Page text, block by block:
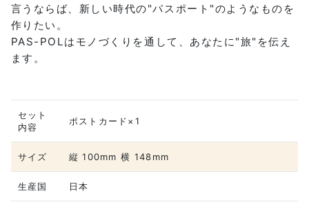
言うならば、新しい時代の"パスポート"のようなものを
作りたい。
PAS-POLはモノづくりを通して、あなたに"旅"を伝え
ます。
セット
内容
ポストカード×1
サイズ 縦 100mm 横 148mm
生産国 日本